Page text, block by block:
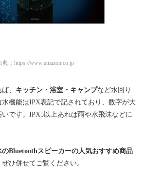
典： https://www.amazon.co.jp
、 キッチン・浴室・キャンプなど水回り
機能はIPX表記で記されており、数字が大
です。IPX5以上あれば雨や水飛沫などに
のBluetoothスピーカーの人気おすすめ商品
ひ併せてご覧ください。